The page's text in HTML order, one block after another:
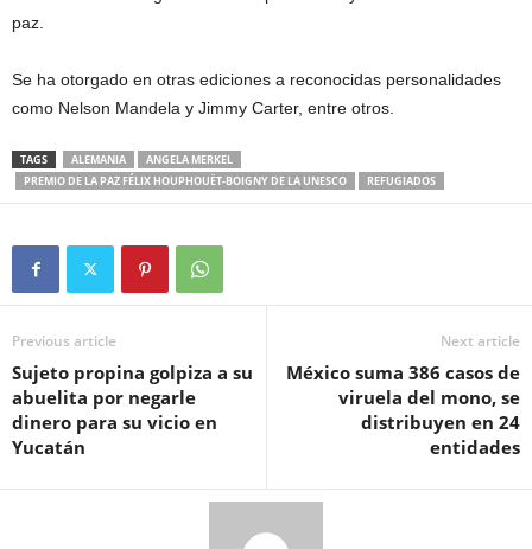
paz.
Se ha otorgado en otras ediciones a reconocidas personalidades
como Nelson Mandela y Jimmy Carter, entre otros.
TAGS ALEMANIA
ANGELA MERKEL
PREMIO DE LA PAZ FÉLIX HOUPHOUËT-BOIGNY DE LA UNESCO
REFUGIADOS
Previous article
Sujeto propina golpiza a su
abuelita por negarle
dinero para su vicio en
Yucatán
Next article
México suma 386 casos de
viruela del mono, se
distribuyen en 24
entidades